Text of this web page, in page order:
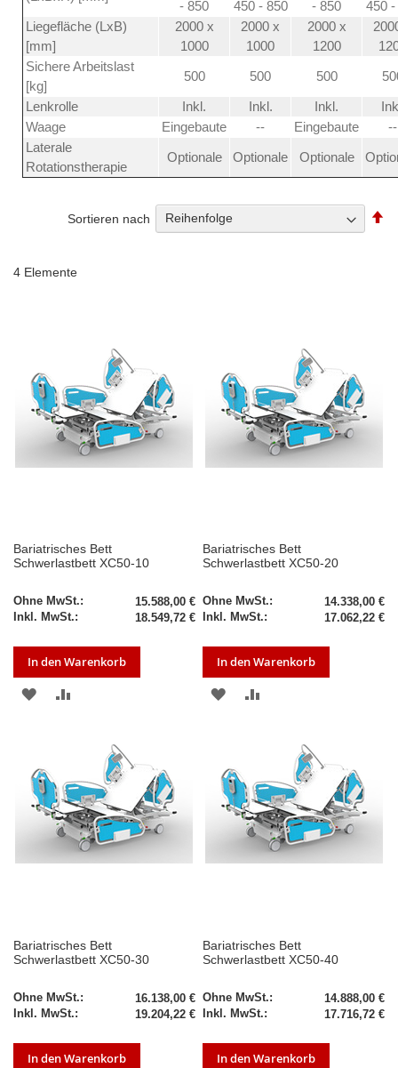
- 850
450 - 850
- 850
450 -
Liegefläche (LxB)
[mm]
2000 x
1000
2000 x
1000
2000 x
1200
Sichere Arbeitslast
[kg]
500 500 500
Lenkrolle
Inkl. Inkl. Inkl.
Waage
Eingebaute -- Eingebaute
--
Laterale
Rotationstherapie
Optionale Optionale Optionale
4 Elemente
Sortieren nach
Bariatrisches Bett
Schwerlastbett XC50-10
15.588,00 €
18.549,72 €
In den Warenkorb
ZUR
HINZUFÜGEN
HINZUFÜGEN
Bariatrisches Bett
Schwerlastbett XC50-20
14.338,00 €
17.062,22 €
In den Warenkorb
ZUR
HINZUFÜGEN
HINZUFÜGEN
Bariatrisches Bett
Schwerlastbett XC50-30
16.138,00 €
19.204,22 €
In den Warenkorb
Bariatrisches Bett
Schwerlastbett XC50-40
14.888,00 €
17.716,72 €
In den Warenkorb